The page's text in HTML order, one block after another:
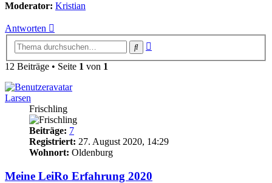
Moderator: Kristian
Antworten
Suche
12 Beiträge • Seite 1 von 1
Larsen
Frischling
Beiträge: 7
Registriert: 27. August 2020, 14:29
Wohnort: Oldenburg
Meine LeiRo Erfahrung 2020